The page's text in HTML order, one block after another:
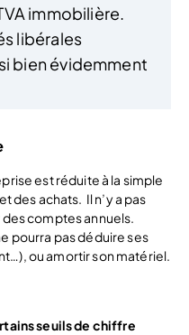
immobilière.
libérales
bien évidemment
est réduite à la simple
des achats. Il n’y a pas
comptes annuels.
pourra pas déduire ses
ou amortir son matériel.
seuils de chiffre